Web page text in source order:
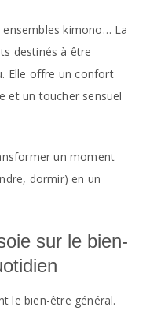
kimono… La
destinés à être
Elle offre un confort
et un toucher sensuel
un moment
dormir) en un
sur le bien-
le bien-être général.